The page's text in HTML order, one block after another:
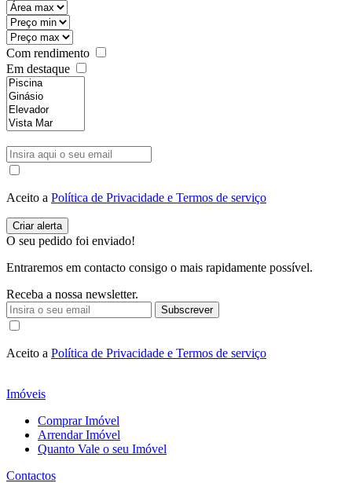
Com rendimento
Em destaque
Aceito a Política de Privacidade e Termos de serviço
O seu pedido foi enviado!
Entraremos em contacto consigo o mais rapidamente possível.
Receba a nossa newsletter.
Subscrever
Aceito a Política de Privacidade e Termos de serviço
Imóveis
Comprar Imóvel
Arrendar Imóvel
Quanto Vale o seu Imóvel
Contactos